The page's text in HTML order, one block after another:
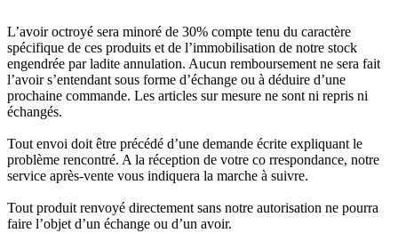
L’avoir octroyé sera minoré de 30% compte tenu du caractère
spécifique de ces produits et de l’immobilisation de notre stock
engendrée par ladite annulation. Aucun remboursement ne sera fait
l’avoir s’entendant sous forme d’échange ou à déduire d’une
prochaine commande. Les articles sur mesure ne sont ni repris ni
échangés.
Tout envoi doit être précédé d’une demande écrite expliquant le
problème rencontré. A la réception de votre co rrespondance, notre
service après-vente vous indiquera la marche à suivre.
Tout produit renvoyé directement sans notre autorisation ne pourra
faire l’objet d’un échange ou d’un avoir.